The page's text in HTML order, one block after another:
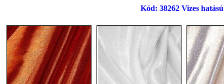
Kód: 38262 Vizes